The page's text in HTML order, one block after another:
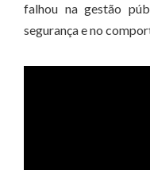
falhou na gestão
segurança e no